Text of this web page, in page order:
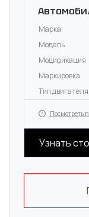
Марка
Модель
Модификация
Маркировка
Тип двигателя
Посмотреть
Узнать